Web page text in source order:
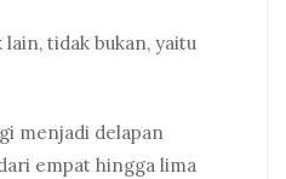
tidak bukan, yaitu
menjadi delapan
empat hingga lima